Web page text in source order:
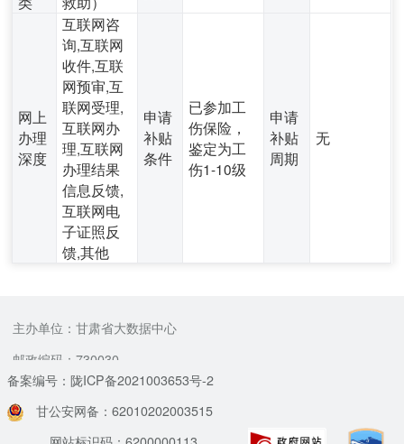
网上
办理
深度
互联网咨
询,互联网
收件,互联
网预审,互
联网受理,
互联网办
理,互联网
办理结果
信息反馈,
互联网电
子证照反
馈,其他
申请
补贴
条件
已参加工
伤保险，
鉴定为工
伤1-10级
申请
补贴
周期
无
主办单位：甘肃省大数据中心
邮政编码：730030
备案编号：陇ICP备2021003653号-2
甘公安网备：62010202003515